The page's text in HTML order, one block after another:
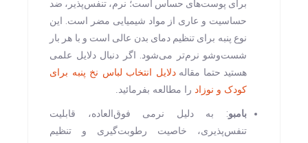
برای پوست‌های حساس است؛ نرم، تنفس‌پذیر، ضد
حساسیت و عاری از مواد شیمیایی مضر است. این
نوع پنبه برای تنظیم دمای بدن عالی است و با هر بار
شست‌وشو نرم‌تر می‌شود. اگر دنبال دلایل علمی
هستید حتما مقالهدلایل انتخاب لباس نخ پنبه برای
کودک و نوزاد را مطالعه بفرمائید.
بامبو: به دلیل نرمی فوق‌العاده، قابلیت
تنفس‌پذیری، خاصیت رطوبت‌گیری و تنظیم